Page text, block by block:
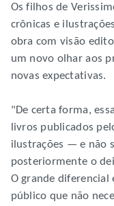
Os filhos de
crônicas e
obra com visão
um novo olhar aos
novas expectativas.
"De certa forma,
livros publicados
ilustrações — e não
posteriormente o
O grande diferencial
público que não